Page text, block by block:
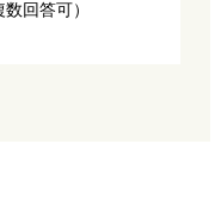
回答可）